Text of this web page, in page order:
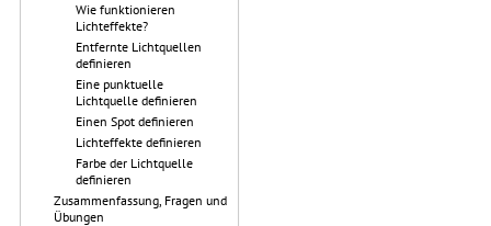
Wie funktionieren
Lichteffekte?
Entfernte Lichtquellen
definieren
Eine punktuelle
Lichtquelle definieren
Einen Spot definieren
Lichteffekte definieren
Farbe der Lichtquelle
definieren
Zusammenfassung, Fragen und
Übungen